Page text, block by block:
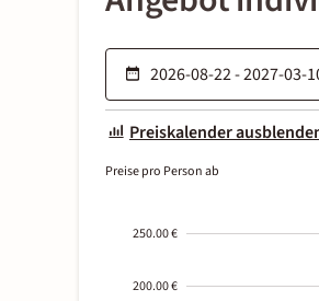
Preiskalender
Preise pro Person ab
250.00 €
200.00 €